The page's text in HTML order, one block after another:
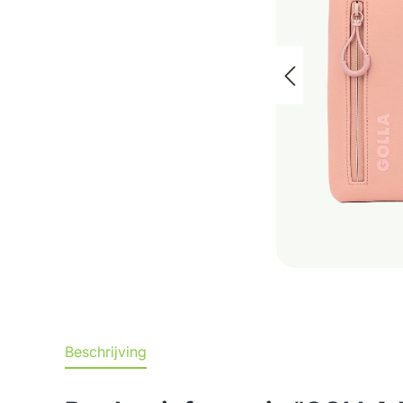
Beschrijving